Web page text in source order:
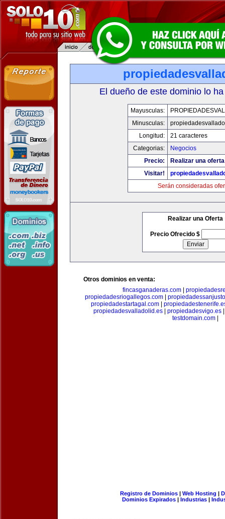
El dueño de este dominio lo
Mayusculas:
Minusculas:
Longitud:
21 caracteres
Categorias:
Negocios
Precio:
Realizar una
Visitar!
Serán consideradas
Realizar una Oferta
Precio Ofrecido $
Otros dominios en venta:
fincasganaderas.com|
propiedadesriogallegos.com|
propiedadestartagal.com|
propiedadesvalladolid.es
propiedadesvigo.es
testdomain.com
Registro de Dominios| Web Hosting |
Dominios Expirados | Industrias |